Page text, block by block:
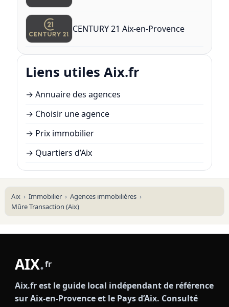
CENTURY 21 Aix-en-Provence
Liens utiles Aix.fr
→ Annuaire des agences
→ Choisir une agence
→ Prix immobilier
→ Quartiers d’Aix
Aix Immobilier
Agences immobilières
Mûre Transaction (Aix)
AIX.fr
Aix.fr est le guide local indépendant de référence
sur Aix-en-Provence et le Pays d’Aix. Consulté